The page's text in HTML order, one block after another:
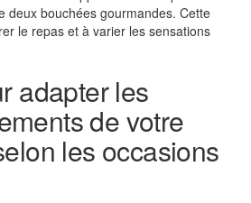
deux bouchées gourmandes. Cette
le repas et à varier les sensations
adapter les
de votre
les occasions